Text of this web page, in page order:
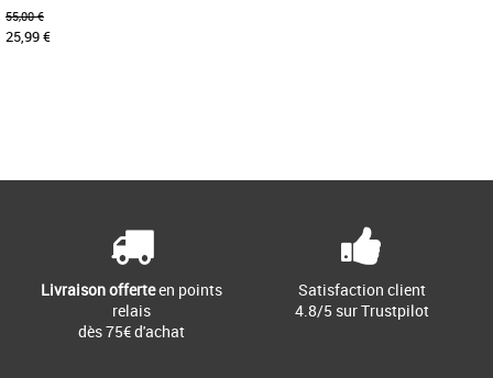
55,00 €
25,99 €
Livraison offerteen points
relais
dès 75€ d'achat
Satisfaction client
4.8/5 sur Trustpilot